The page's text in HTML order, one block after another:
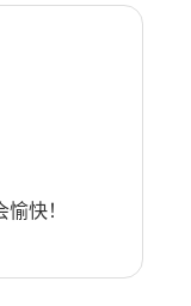
快！